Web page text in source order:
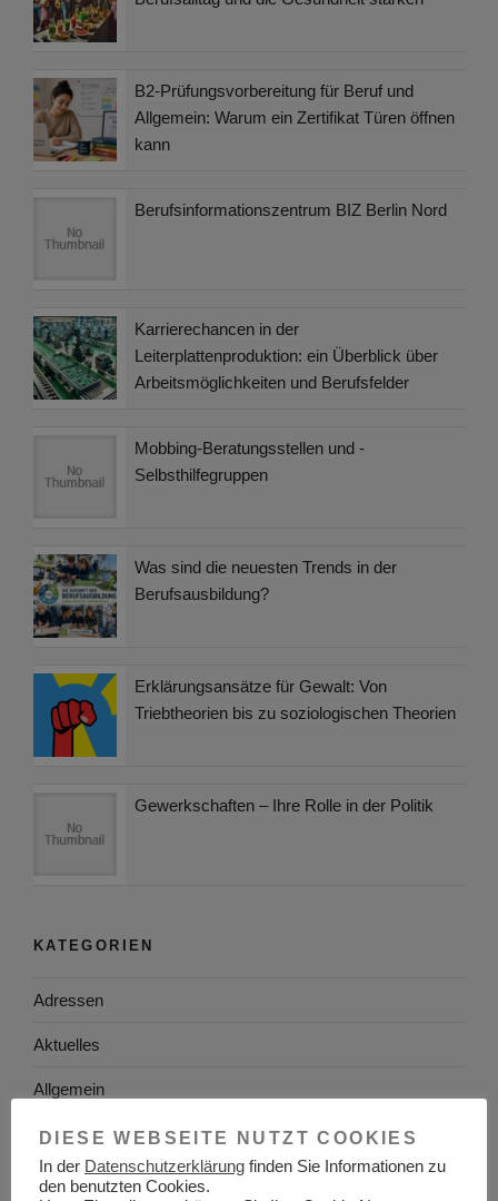
B2-Prüfungsvorbereitung für Beruf und
Allgemein: Warum ein Zertifikat Türen öffnen
kann
Berufsinformationszentrum BIZ Berlin Nord
Karrierechancen in der
Leiterplattenproduktion: ein Überblick über
Arbeitsmöglichkeiten und Berufsfelder
Mobbing-Beratungsstellen und -
Selbsthilfegruppen
Was sind die neuesten Trends in der
Berufsausbildung?
Erklärungsansätze für Gewalt: Von
Triebtheorien bis zu soziologischen Theorien
Gewerkschaften – Ihre Rolle in der Politik
KATEGORIEN
Adressen
Aktuelles
Allgemein
Arbeitgeber
Arbeitsplatzsuche
DIESE WEBSEITE NUTZT COOKIES
In der Datenschutzerklärung finden Sie Informationen zu
den benutzten Cookies.